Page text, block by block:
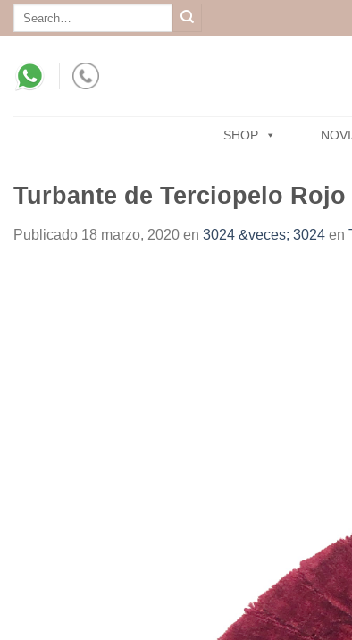
Skip
to
Search
SHOP
Turbante de Terciopelo Rojo
Publicado 18 marzo, 2020 en 3024 &veces; 3024 en